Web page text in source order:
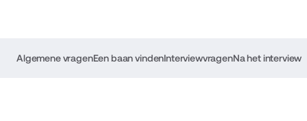
Algemene vragenEen baan vindenInterviewvragenNa het interview